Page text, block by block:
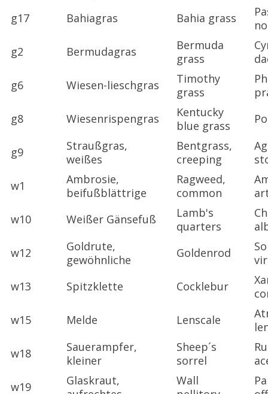
g17 Bahiagras Bahia grass
g2
Bermudagras
Bermuda
grass
g6
Wiesen-lieschgras
Timothy
grass
g8
Wiesenrispengras
Kentucky
blue grass
g9
Straußgras,
weißes
Bentgrass,
creeping
w1
Ambrosie,
beifußblättrige
Ragweed,
common
w10
Weißer Gänsefuß
Lamb's
quarters
w12
Goldrute,
gewöhnliche
Goldenrod
w13
Spitzklette Cocklebur
w15
Melde Lenscale
w18
Sauerampfer,
kleiner
Sheep´s
sorrel
w19
Glaskraut,
Wall